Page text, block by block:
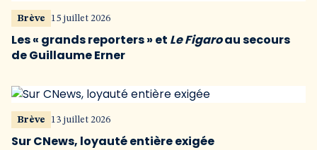
Brève 15 juillet 2026
Les « grands reporters » et Le Figaroau secours
de Guillaume Erner
Brève 13 juillet 2026
Sur CNews, loyauté entière exigée